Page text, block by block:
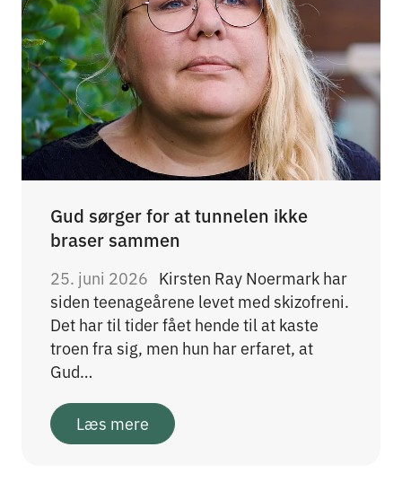
Gud sørger for at tunnelen ikke
braser sammen
25. juni 2026 Kirsten Ray Noermark har
siden teenageårene levet med skizofreni.
Det har til tider fået hende til at kaste
troen fra sig, men hun har erfaret, at
Gud…
Læs mere